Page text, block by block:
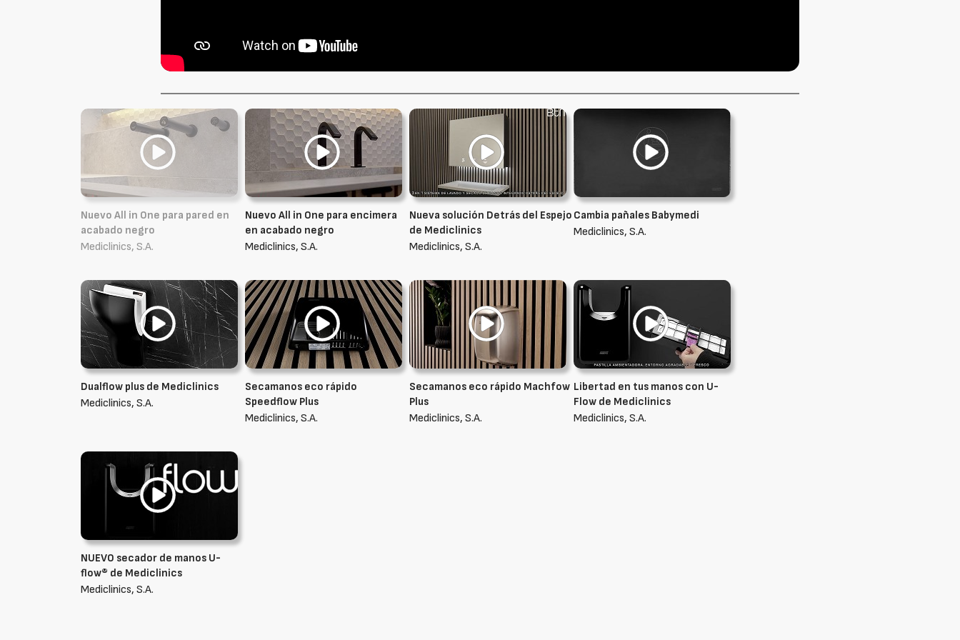
Nuevo All in One para pared en
acabado negro
Mediclinics, S.A.
Nuevo All in One para encimera
en acabado negro
Mediclinics, S.A.
Nueva solución Detrás del Espejo
de Mediclinics
Mediclinics, S.A.
Cambia pañales Babymedi
Mediclinics, S.A.
Dualflow plus de Mediclinics
Mediclinics, S.A.
Secamanos eco rápido
Speedflow Plus
Mediclinics, S.A.
Secamanos eco rápido Machfow
Plus
Mediclinics, S.A.
Libertad en tus manos con U-
Flow de Mediclinics
Mediclinics, S.A.
NUEVO secador de manos U-
flow® de Mediclinics
Mediclinics, S.A.